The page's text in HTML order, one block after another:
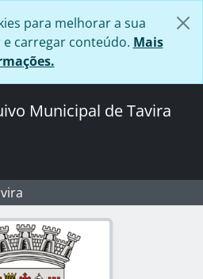
para melhorar a sua
e carregar conteúdo. Mais
Municipal de Tavira